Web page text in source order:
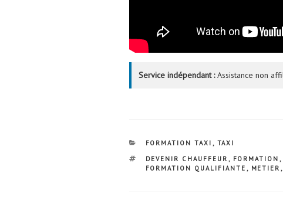
Service indépendant :Assistance non
CATÉGORIES
FORMATION TAXI , TAXI
ÉTIQUETTES
DEVENIR CHAUFFEUR , FORMATION ,
FORMATION QUALIFIANTE , METIER ,